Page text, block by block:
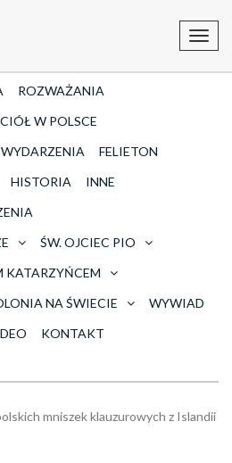
ROZWAŻANIA
W POLSCE
WYDARZENIA
FELIETON
HISTORIA
INNE
ŚW. OJCIEC PIO
KATARZYŃCEM
NA ŚWIECIE
WYWIAD
KONTAKT
mniszek klauzurowych z Islandii